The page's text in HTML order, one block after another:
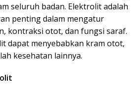
seluruh badan. Elektrolit adalah
penting dalam mengatur
kontraksi otot, dan fungsi saraf.
dapat menyebabkan kram otot,
kesehatan lainnya.